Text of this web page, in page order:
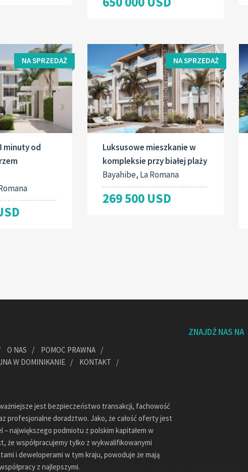
NA SPRZEDAŻ
minuty od
NA SPRZEDAŻ
Luksusowe mieszkanie w
kompleksie przy białej plaży
Bayahibe, La Romana
269 500 USD
O NAS
POMOC PRAWNA
W DOMINIKANIE
KONTAKT
jest bezpieczeństwo transakcji, fachowość
profesjonalne doradztwo. Jako, że całość oferty jest
– największego podmiotu z polskim kapitałem w
że współpracujemy tylko z wykwalifikowanymi
i deweloperami w tym kraju, powoduje że mają
z najlepszymi.
ZNAJDŹ NAS NA